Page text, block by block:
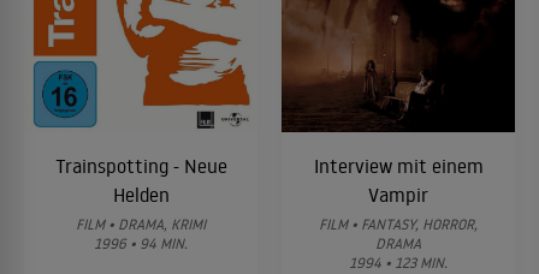
Trainspotting - Neue
Helden
FILM • DRAMA, KRIMI
1996 • 94 MIN.
Interview mit einem
Vampir
FILM • FANTASY, HORROR,
DRAMA
1994 • 123 MIN.